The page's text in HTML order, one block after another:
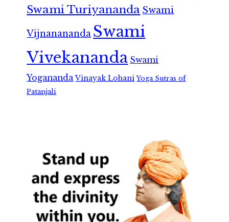
Swami Turiyananda Swami
Vijnanananda Swami
Vivekananda Swami
Yogananda Vinayak Lohani Yoga Sutras of
Patanjali